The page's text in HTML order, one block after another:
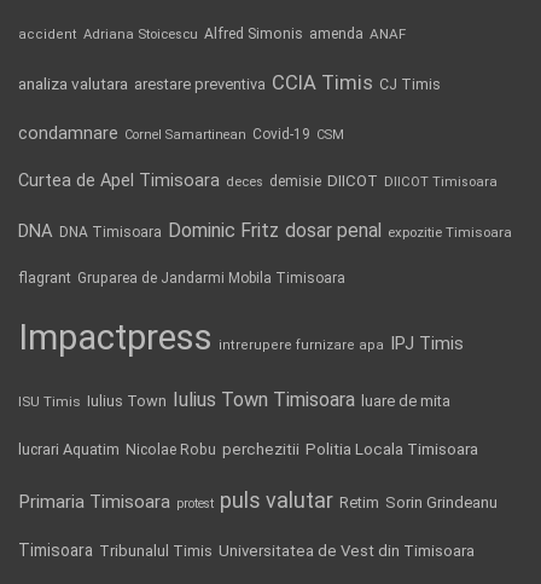
accident Adriana Stoicescu Alfred Simonis amenda ANAF
analiza valutara arestare preventiva CCIA Timis CJ Timis
condamnare Cornel Samartinean Covid-19 CSM
Curtea de Apel Timisoara deces demisie DIICOT DIICOT Timisoara
DNA DNA Timisoara Dominic Fritz dosar penal expozitie Timisoara
flagrant Gruparea de Jandarmi Mobila Timisoara
Impactpress intrerupere furnizare apa IPJ Timis
ISU Timis Iulius Town Iulius Town Timisoara luare de mita
lucrari Aquatim Nicolae Robu perchezitii Politia Locala Timisoara
Primaria Timisoara protest puls valutar Retim Sorin Grindeanu
Timisoara Tribunalul Timis Universitatea de Vest din Timisoara